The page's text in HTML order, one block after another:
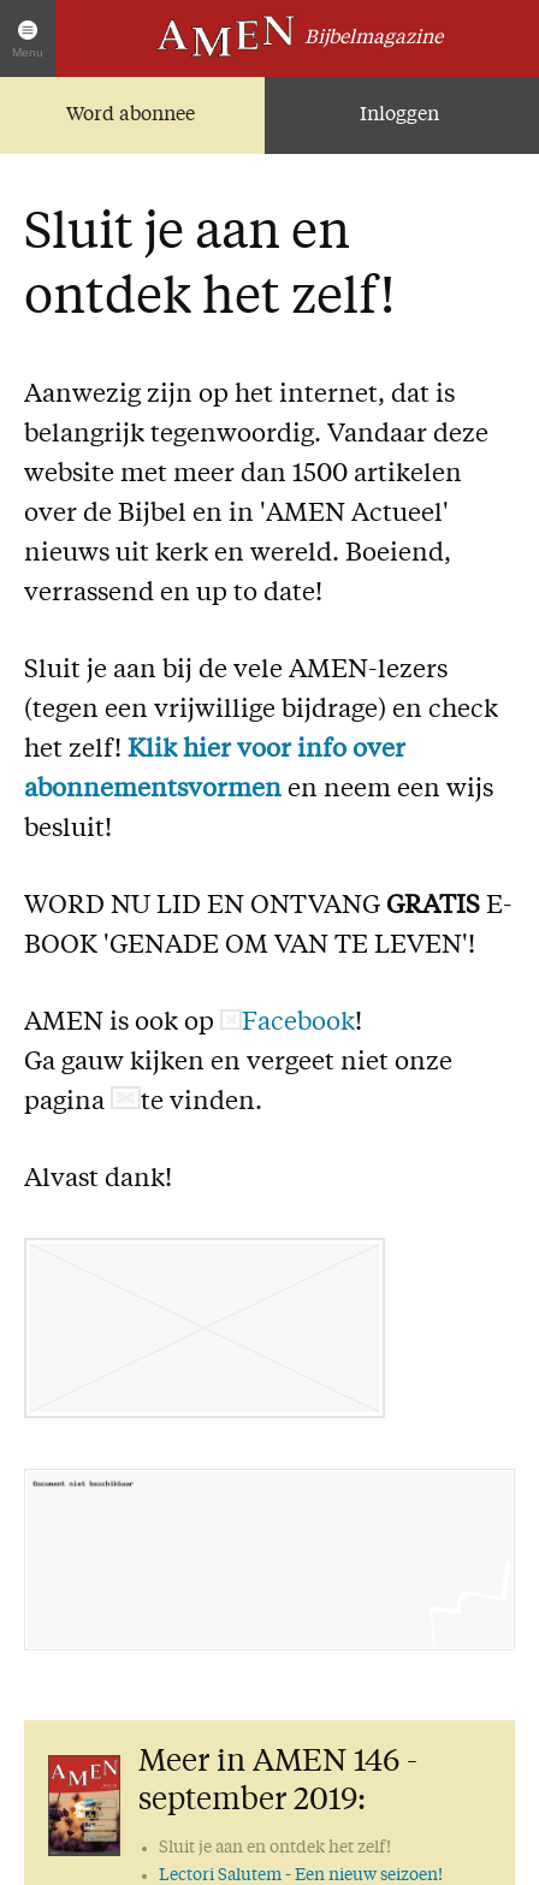
Menu
Bijbelmagazine
Word abonnee Inloggen
Artikelen
Zoek in alle artikelen
Twitter
Facebook
Over AMEN
Abonnementen
Adreswijziging
Nabestellen
Vragen en opmerkingen
En verder
Sluit je aan en
ontdek het zelf!
Aanwezig zijn op het internet, dat is
belangrijk tegenwoordig. Vandaar deze
website met meer dan 1500 artikelen
over de Bijbel en in 'AMEN Actueel'
nieuws uit kerk en wereld. Boeiend,
verrassend en up to date!
Sluit je aan bij de vele AMEN-lezers
(tegen een vrijwillige bijdrage) en check
het zelf! Klik hier voorinfo over
abonnementsvormen en neem een wijs
besluit!
WORD NU LID EN ONTVANG GRATIS E-
BOOK 'GENADE OM VAN TE LEVEN'!
AMEN is ook op Facebook!
Ga gauw kijken en vergeet niet onze
pagina
te vinden.
Alvast dank!
Meer in AMEN 146 -
september 2019:
Sluit je aan en ontdek het zelf!
Lectori Salutem- Een nieuw seizoen!